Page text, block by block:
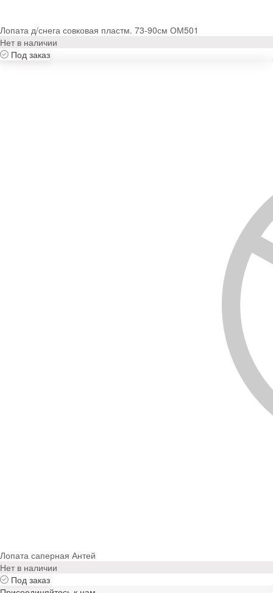
Лопата д/снега совковая пластм. 73-90см ОМ501
Нет в наличии
Под заказ
Лопата саперная Антей
Нет в наличии
Под заказ